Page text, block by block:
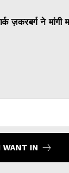
ज़करबर्ग ने
WANT IN